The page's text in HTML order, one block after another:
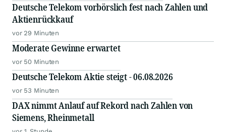
Deutsche Telekom vorbörslich fest nach Zahlen und
Aktienrückkauf
vor 29 Minuten
Moderate Gewinne erwartet
vor 50 Minuten
Deutsche Telekom Aktie steigt - 06.08.2026
vor 53 Minuten
DAX nimmt Anlauf auf Rekord nach Zahlen von
Siemens, Rheinmetall